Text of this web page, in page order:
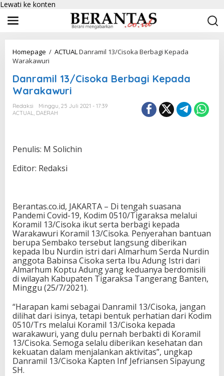
Lewati ke konten
Homepage / ACTUALDanramil 13/Cisoka Berbagi Kepada
Warakawuri
Danramil 13/Cisoka Berbagi Kepada
Warakawuri
Redaksi
Minggu, 25 Juli 2021 - 17:39
ACTUAL, DAERAH
Penulis: M Solichin
Editor: Redaksi
Berantas.co.id, JAKARTA – Di tengah suasana
Pandemi Covid-19, Kodim 0510/Tigaraksa melalui
Koramil 13/Cisoka ikut serta berbagi kepada
Warakawuri Koramil 13/Cisoka. Penyerahan bantuan
berupa Sembako tersebut langsung diberikan
kepada Ibu Nurdin istri dari Almarhum Serda Nurdin
anggota Babinsa Cisoka serta Ibu Adung Istri dari
Almarhum Koptu Adung yang keduanya berdomisili
di wilayah Kabupaten Tigaraksa Tangerang Banten,
Minggu (25/7/2021).
“Harapan kami sebagai Danramil 13/Cisoka, jangan
dilihat dari isinya, tetapi bentuk perhatian dari Kodim
0510/Trs melalui Koramil 13/Cisoka kepada
warakawuri, yang dulu pernah berbakti di Koramil
13/Cisoka. Semoga selalu diberikan kesehatan dan
kekuatan dalam menjalankan aktivitas”, ungkap
Danramil 13/Cisoka Kapten Inf Jefriansen Sipayung
SH.